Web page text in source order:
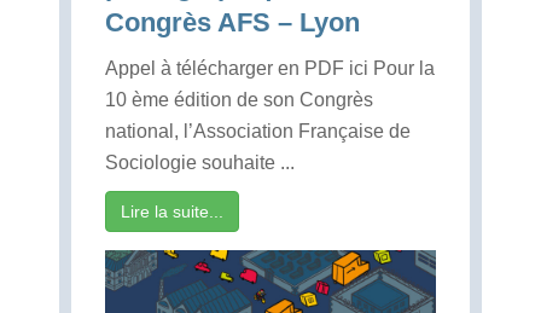
Congrès AFS – Lyon
Appel à télécharger en PDF ici Pour la
10 ème édition de son Congrès
national, l’Association Française de
Sociologie souhaite ...
Lire la suite...